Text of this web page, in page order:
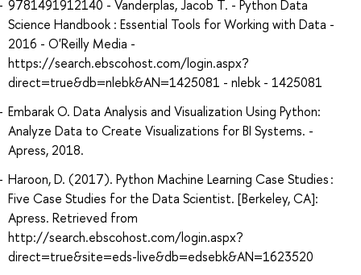
9781491912140 - Vanderplas, Jacob T. - Python Data
Science Handbook : Essential Tools for Working with Data -
2016 - O'Reilly Media -
https://search.ebscohost.com/login.aspx?
direct=true&db=nlebk&AN=1425081 - nlebk - 1425081
Embarak O. Data Analysis and Visualization Using Python:
Analyze Data to Create Visualizations for BI Systems. -
Apress, 2018.
Haroon, D. (2017). Python Machine Learning Case Studies :
Five Case Studies for the Data Scientist. [Berkeley, CA]:
Apress. Retrieved from
http://search.ebscohost.com/login.aspx?
direct=true&site=eds-live&db=edsebk&AN=1623520